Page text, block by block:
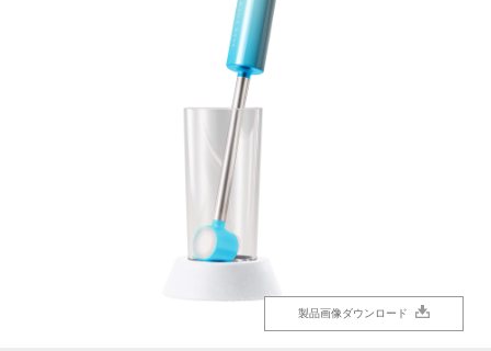
製品画像ダウンロード
製品画像ダウンロード
製品画像ダウンロード
製品画像ダウンロード
製品画像ダウンロード
製品画像ダウンロード
製品画像ダウンロード
製品画像ダウンロード
製品画像ダウンロード
製品画像ダウンロード